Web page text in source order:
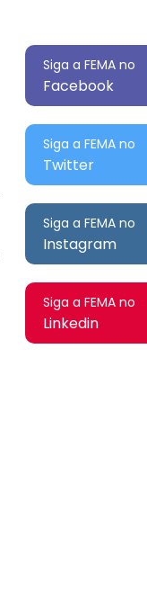
Siga a FEMA no
Facebook
Siga a FEMA no
Twitter
Siga a FEMA no
Instagram
Siga a FEMA no
Linkedin